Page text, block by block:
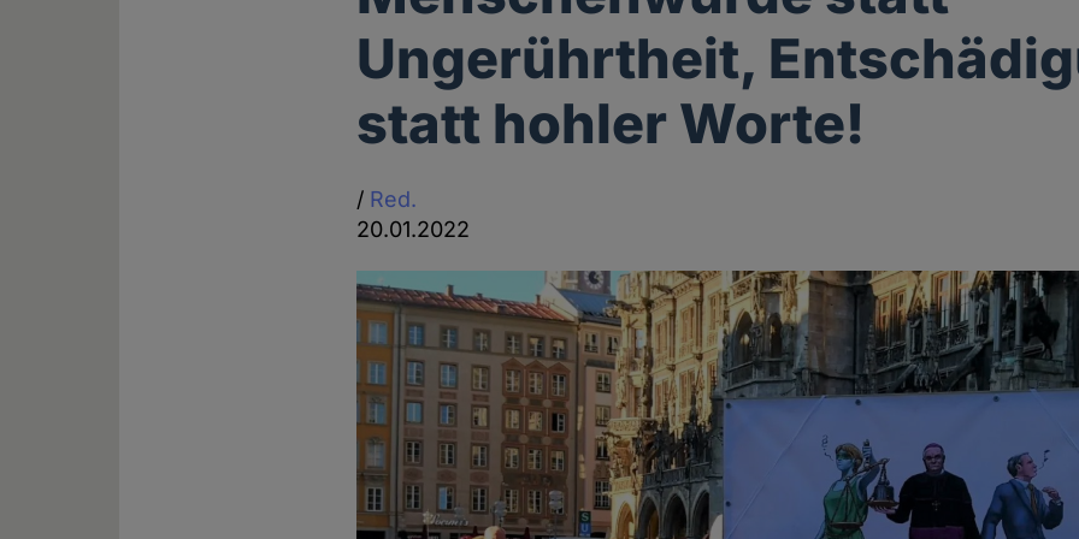
Ungerührtheit,
statt hohler Worte!
/ Red.
20.01.2022